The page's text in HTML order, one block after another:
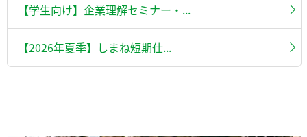
【学生向け】企業理解セミナー・...
【2026年夏季】しまね短期仕...